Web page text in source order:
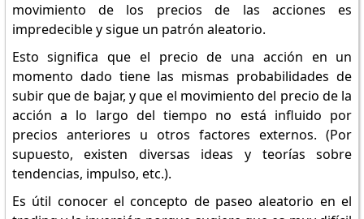
movimiento de los precios de las acciones es
impredecible y sigue un patrón aleatorio.
Esto significa que el precio de una acción en un
momento dado tiene las mismas probabilidades de
subir que de bajar, y que el movimiento del precio de la
acción a lo largo del tiempo no está influido por
precios anteriores u otros factores externos. (Por
supuesto, existen diversas ideas y teorías sobre
tendencias, impulso, etc.).
Es útil conocer el concepto de paseo aleatorio en el